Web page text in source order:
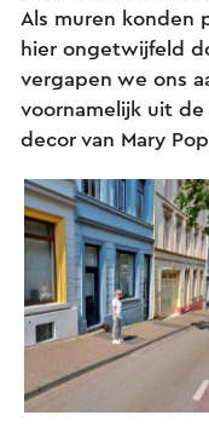
Als muren konden
hier ongetwijfeld
vergapen we ons
voornamelijk uit
decor van Mary